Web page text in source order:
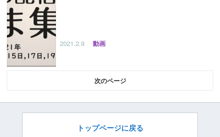
2021.2.9 動画
次
トップページに戻る